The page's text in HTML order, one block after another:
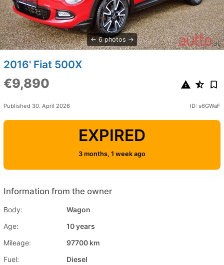
6 photos
2016' Fiat 500X
€9,890
Published 30. April 2026 ID: s6GWaF
EXPIRED
3 months, 1 week ago
Information from the owner
Body:
Wagon
Age:
10 years
Mileage:
97700 km
Fuel:
Diesel